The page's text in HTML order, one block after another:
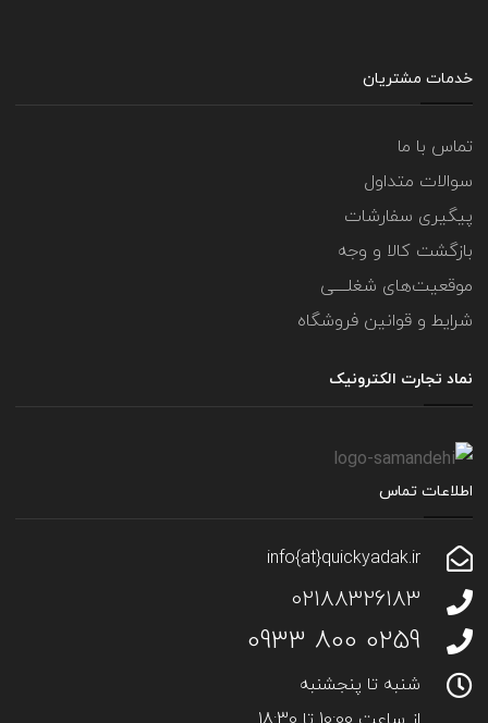
خدمات مشتریان
تماس با ما
سوالات متداول
پیگیری سفارشات
بازگشت کالا و وجه
موقعیت‌های شغلــــی
شرایط و قوانین فروشگاه
نماد تجارت الکترونیک
اطلاعات تماس
info{at}quickyadak.ir
02188326183
0259 800 0933
شنبه تا پنجشنبه